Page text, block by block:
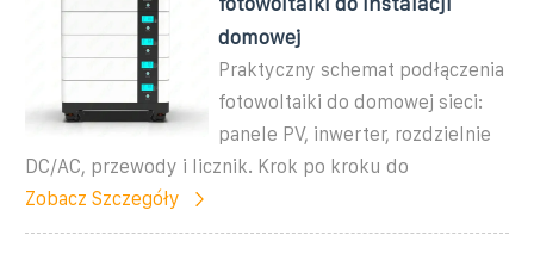
domowej
Praktyczny schemat podłączenia
fotowoltaiki do domowej sieci:
panele PV, inwerter, rozdzielnie
DC/AC, przewody i licznik. Krok po kroku do
Zobacz Szczegóły